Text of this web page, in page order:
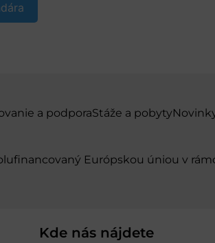
a podporaStáže a pobyty
Európskou úniou v
Kde nás nájdete